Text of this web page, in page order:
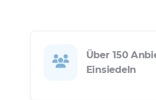
Über 150
Einsiedeln